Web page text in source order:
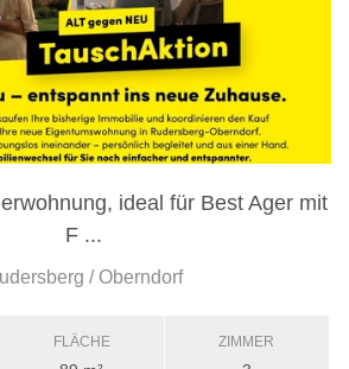
ideal für Best Ager mit
F ...
/ Oberndorf
FLÄCHE ZIMMER